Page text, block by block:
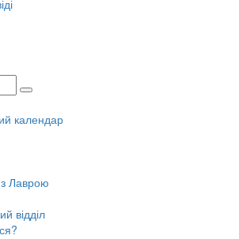
календар
Лаврою
відділ